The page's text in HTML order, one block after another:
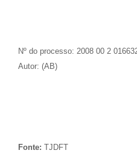
Nº do processo: 2008 00 2
Autor: (AB)
Fonte: TJDFT